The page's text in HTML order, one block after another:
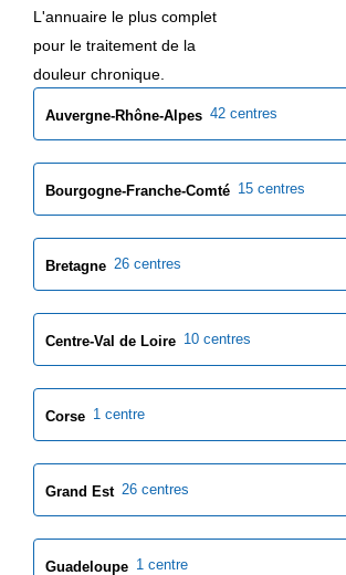
L'annuaire le plus complet
pour le traitement de la
douleur chronique.
Auvergne-Rhône-Alpes 42 centres
Bourgogne-Franche-Comté 15 centres
Bretagne 26 centres
Centre-Val de Loire 10 centres
Corse 1 centre
Grand Est 26 centres
Guadeloupe 1 centre